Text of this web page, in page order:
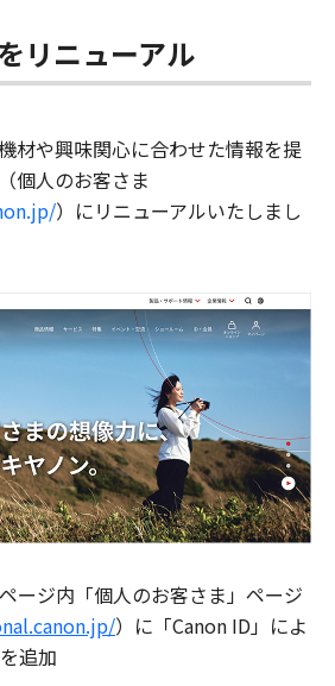
リニューアル
材や興味関心に合わせた情報を提
個人のお客さま
）にリニューアルいたしまし
ージ内「個人のお客さま」ページ
）に「Canon ID」によ
追加